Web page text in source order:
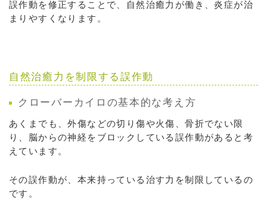
誤作動を修正することで、自然治癒力が働き、炎症が治
まりやすくなります。
自然治癒力を制限する誤作動
クローバーカイロの基本的な考え方
あくまでも、外傷などの切り傷や火傷、骨折でない限
り、脳からの神経をブロックしている誤作動があると考
えています。
その誤作動が、本来持っている治す力を制限しているの
です。